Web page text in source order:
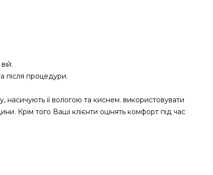
після процедури.
її вологою та киснем. використовувати
Крім того Ваші клієнти оцінять комфорт під час